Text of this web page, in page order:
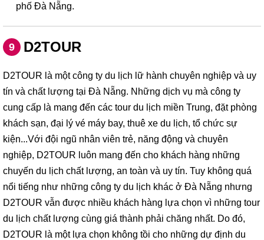
phố Đà Nẵng.
9 D2TOUR
D2TOUR là một công ty du lịch lữ hành chuyên nghiệp và uy
tín và chất lượng tại Đà Nẵng. Những dịch vụ mà công ty
cung cấp là mang đến các tour du lịch miền Trung, đặt phòng
khách sạn, đại lý vé máy bay, thuê xe du lịch, tổ chức sự
kiện...Với đội ngũ nhân viên trẻ, năng động và chuyên
nghiệp, D2TOUR luôn mang đến cho khách hàng những
chuyến du lịch chất lượng, an toàn và uy tín. Tuy không quá
nổi tiếng như những công ty du lịch khác ở Đà Nẵng nhưng
D2TOUR vẫn được nhiều khách hàng lựa chọn vì những tour
du lịch chất lượng cùng giá thành phải chăng nhất. Do đó,
D2TOUR là một lựa chọn không tồi cho những dự định du